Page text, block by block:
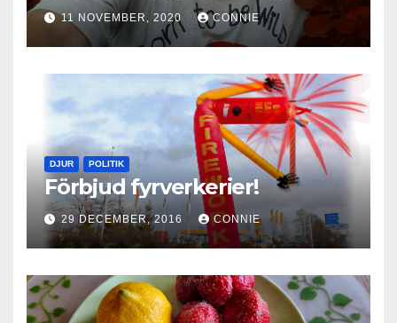
11 NOVEMBER, 2020 CONNIE
DJUR POLITIK
Förbjud fyrverkerier!
29 DECEMBER, 2016 CONNIE